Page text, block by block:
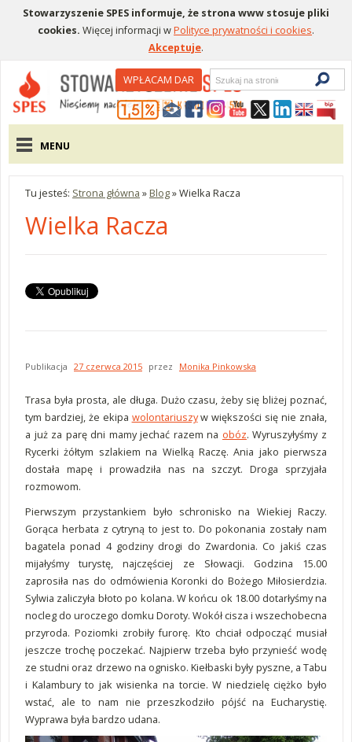
Stowarzyszenie SPES informuje, że strona www stosuje pliki
cookies. Więcej informacji wPolityce prywatności i cookies.
Akceptuje.
Menu pomocniczeWPŁACAM DAR
Wyszukiwarka
Menu główne
MENU
Tu jesteś: Strona główna » Blog»Wielka Racza
Wielka Racza
Publikacja 27 czerwca 2015 przez Monika Pinkowska
Trasa była prosta, ale długa. Dużo czasu, żeby się bliżej poznać,
tym bardziej, że ekipa wolontariuszyw większości się nie znała,
a już za parę dni mamy jechać razem na obóz. Wyruszyłyśmy z
Rycerki żółtym szlakiem na Wielką Raczę. Ania jako pierwsza
dostała mapę i prowadziła nas na szczyt. Droga sprzyjała
rozmowom.
Pierwszym przystankiem było schronisko na Wiekiej Raczy.
Gorąca herbata z cytryną to jest to. Do pokonania zostały nam
bagatela ponad 4 godziny drogi do Zwardonia. Co jakiś czas
mijałyśmy turystę, najczęściej ze Słowacji. Godzina 15.00
zaprosiła nas do odmówienia Koronki do Bożego Miłosierdzia.
Sylwia zaliczyła błoto po kolana. W końcu ok 18.00 dotarłyśmy na
nocleg do uroczego domku Doroty. Wokół cisza i wszechobecna
przyroda. Poziomki zrobiły furorę. Kto chciał odpocząć musiał
jeszcze trochę poczekać. Najpierw trzeba było przynieść wodę
ze studni oraz drzewo na ognisko. Kiełbaski były pyszne, a Tabu
i Kalambury to jak wisienka na torcie. W niedzielę ciężko było
wstać, ale to nam nie przeszkodziło pójść na Eucharystię.
Wyprawa była bardzo udana.